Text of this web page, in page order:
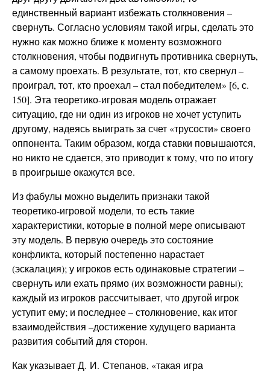
единственный вариант избежать столкновения –
свернуть. Согласно условиям такой игры, сделать это
нужно как можно ближе к моменту возможного
столкновения, чтобы подвигнуть противника свернуть,
а самому проехать. В результате, тот, кто свернул –
проиграл, тот, кто проехал – стал победителем» [6, с.
150]. Эта теоретико-игровая модель отражает
ситуацию, где ни один из игроков не хочет уступить
другому, надеясь выиграть за счет «трусости» своего
оппонента. Таким образом, когда ставки повышаются,
но никто не сдается, это приводит к тому, что по итогу
в проигрыше окажутся все.
Из фабулы можно выделить признаки такой
теоретико-игровой модели, то есть такие
характеристики, которые в полной мере описывают
эту модель. В первую очередь это состояние
конфликта, который постепенно нарастает
(эскалация); у игроков есть одинаковые стратегии –
свернуть или ехать прямо (их возможности равны);
каждый из игроков рассчитывает, что другой игрок
уступит ему; и последнее – столкновение, как итог
взаимодействия –достижение худущего варианта
развития событий для сторон.
Как указывает Д. И. Степанов, «такая игра